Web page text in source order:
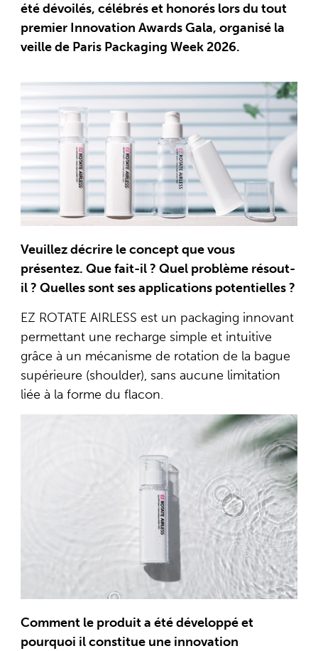
été dévoilés, célébrés et honorés lors du tout
premier Innovation Awards Gala, organisé la
veille de Paris Packaging Week 2026.
Veuillez décrire le concept que vous
présentez. Que fait-il ? Quel problème résout-
il ? Quelles sont ses applications potentielles ?
EZ ROTATE AIRLESS est un packaging innovant
permettant une recharge simple et intuitive
grâce à un mécanisme de rotation de la bague
supérieure (shoulder), sans aucune limitation
liée à la forme du flacon.
Comment le produit a été développé et
pourquoi il constitue une innovation